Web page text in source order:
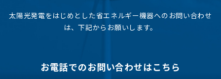
太陽光発電をはじめとした省エネルギー機器へのお問い合わせ
は、下記からお願いします。
お電話でのお問い合わせはこちら